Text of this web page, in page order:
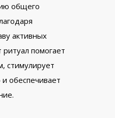
общего
активных
помогает
стимулирует
обеспечивает